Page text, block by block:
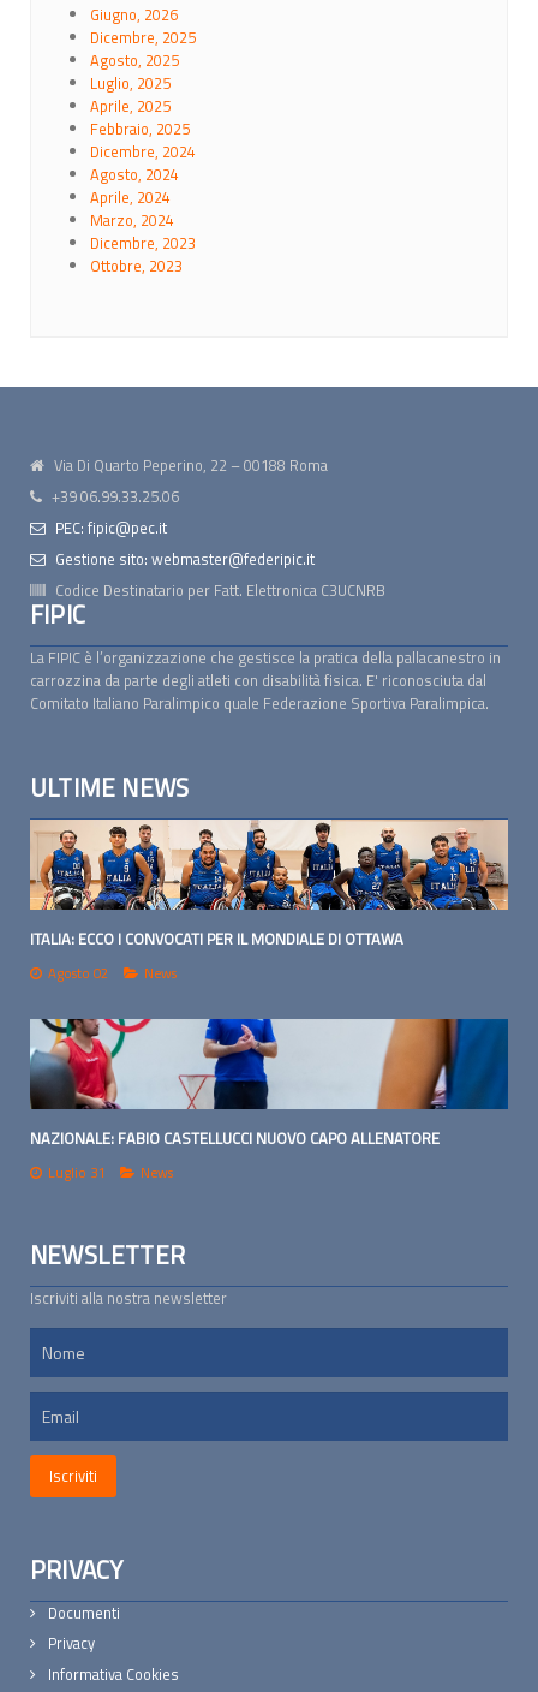
Giugno, 2026
Dicembre, 2025
Agosto, 2025
Luglio, 2025
Aprile, 2025
Febbraio, 2025
Dicembre, 2024
Agosto, 2024
Aprile, 2024
Marzo, 2024
Dicembre, 2023
Ottobre, 2023
Via Di Quarto Peperino, 22 – 00188 Roma
+39 06.99.33.25.06
PEC: fipic@pec.it
Gestione sito: webmaster@federipic.it
Codice Destinatario per Fatt. Elettronica C3UCNRB
FIPIC
La FIPIC è l’organizzazione che gestisce la pratica della pallacanestro in
carrozzina da parte degli atleti con disabilità fisica. E' riconosciuta dal
Comitato Italiano Paralimpico quale Federazione Sportiva Paralimpica.
ULTIME NEWS
ITALIA: ECCO I CONVOCATI PER IL MONDIALE DI OTTAWA
Agosto 02 News
NAZIONALE: FABIO CASTELLUCCI NUOVO CAPO ALLENATORE
Luglio 31 News
NEWSLETTER
Iscriviti alla nostra newsletter
PRIVACY
Documenti
Privacy
Informativa Cookies